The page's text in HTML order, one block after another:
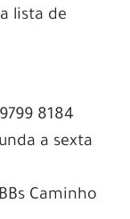
lista de
8184
a sexta
Caminho